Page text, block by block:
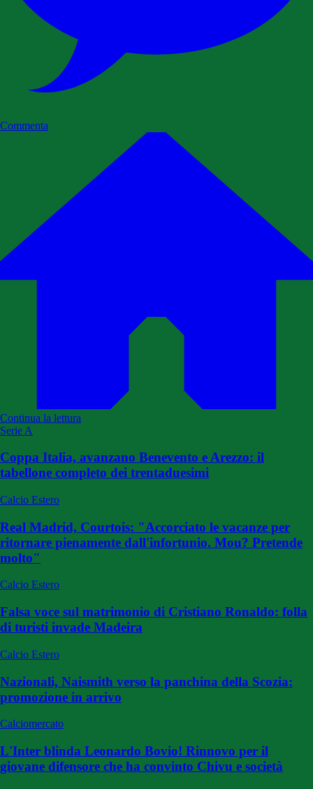
Commenta
Continua la lettura
Serie A
Coppa Italia, avanzano Benevento e Arezzo: il
tabellone completo dei trentaduesimi
Calcio Estero
Real Madrid, Courtois: "Accorciato le vacanze per
ritornare pienamente dall'infortunio. Mou? Pretende
molto"
Calcio Estero
Falsa voce sul matrimonio di Cristiano Ronaldo: folla
di turisti invade Madeira
Calcio Estero
Nazionali, Naismith verso la panchina della Scozia:
promozione in arrivo
Calciomercato
L'Inter blinda Leonardo Bovio! Rinnovo per il
giovane difensore che ha convinto Chivu e società